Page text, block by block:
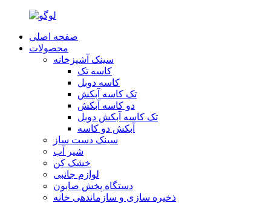
صفحه اصلی
محصولات
سینک آشپزخانه
کاسه تک
کاسه دوبل
تک کاسه آبکش
دو کاسه آبکش
تک کاسه آبکش دوبل
آبکش دو کاسه
سینک دست ساز
شير آب
خشک کن
لوازم جانبی
دستگاه پخش صابون
ذخیره سازی و سازماندهی خانه